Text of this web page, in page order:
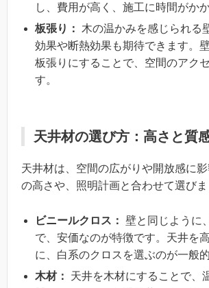
し、費用が高く、施工に時間がかか
板張り：
木の温かみを感じられる
効果や断熱効果も期待できます。
板張りにすることで、空間のアク
す。
天井材の選び方：高さと質
天井材は、空間の広がりや開放感に
の高さや、照明計画と合わせて選びま
ビニールクロス： 壁と同じように
で、安価なのが特徴です。天井を
に、白系のクロスを選ぶのが一般的
木材：
天井を木材にすることで、